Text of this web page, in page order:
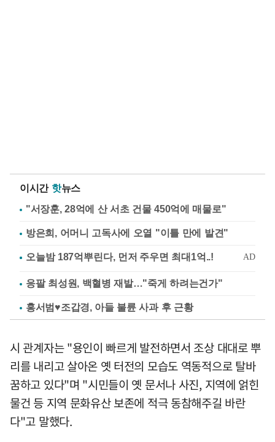
이시간 핫뉴스
"서장훈, 28억에 산 서초 건물 450억에 매물로"
방은희, 어머니 고독사에 오열 "이틀 만에 발견"
응팔 최성원, 백혈병 재발…"죽게 하려는건가"
홍서범♥조갑경, 아들 불륜 사과 후 근황
시 관계자는 "용인이 빠르게 발전하면서 조상 대대로 뿌
리를 내리고 살아온 옛 터전의 모습도 역동적으로 탈바
꿈하고 있다"며 "시민들이 옛 문서나 사진, 지역에 얽힌
물건 등 지역 문화유산 보존에 적극 동참해주길 바란
다"고 말했다.